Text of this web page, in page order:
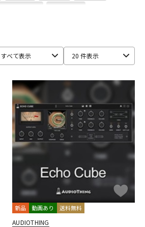
Inspired Acoustics
MONSTER CABLE
moog
Prominy
Radial
SSL(Solid State Logic)
helicon
Teenage Engineering
WaveDNA WAVES
すべて表示 20 件表示
新品 動画あり 送料無料
AUDIOTHING